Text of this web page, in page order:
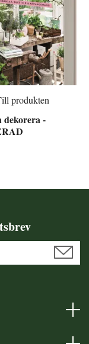
produkten
dekorera -